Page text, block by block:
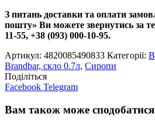
З питань доставки та оплати
пошту» Ви можете звернутись за
11-55, +38 (093) 000-10-95.
Артикул: 4820085490833 Категорії:
Brandbar, скло 0.7л, Сиропи
Поділіться
Facebook Telegram
Вам також може